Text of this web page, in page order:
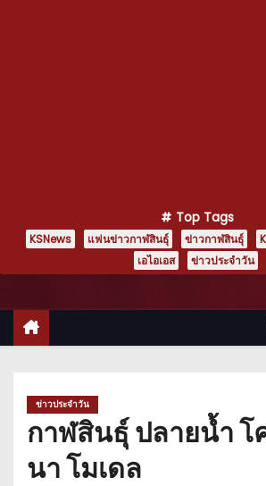
Top Tags
KSNews แฟนข่าวกาฬสินธุ์ ข่าวกาฬสินธุ์
เอไอเอส
ข่าวประจำวัน
ข่าวประจำวัน
กาฬสินธุ์ ปลายน้ำ โ
นา โมเดล